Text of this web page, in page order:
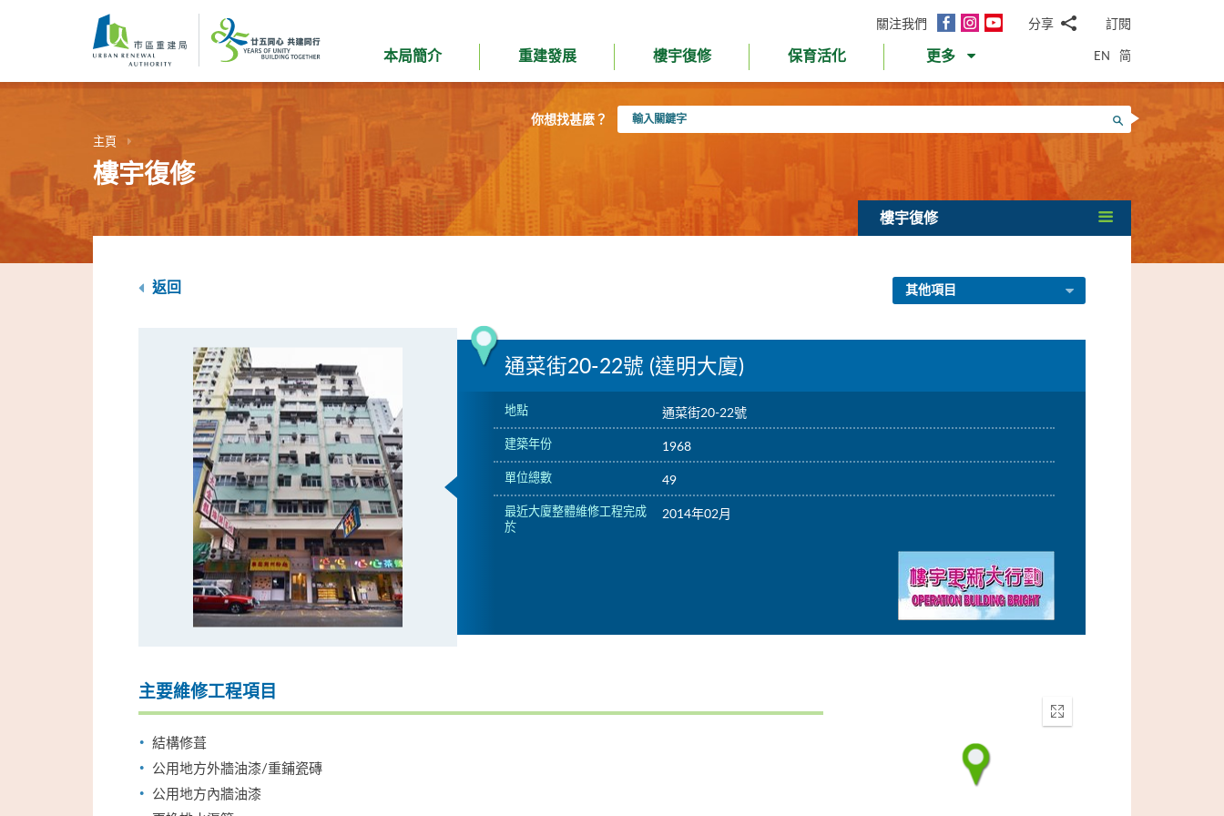
內
關注我們
面
InstagramYouTube分享
郵WhatsApp
微
信
面
書Twitter
LinkedIn
微
訂閱
本局簡介 重建發展 樓宇復修 保育活化 更多 EN 简
你想找甚麼？
入
搜尋
主頁
樓宇復修
樓宇復修
返回 其他項目
通菜街20-22號 (達明大廈)
地點 通菜街20-22號
建築年份 1968
單位總數 49
最近大廈整體維修工程完成
於
2014年02月
主要維修工程項目
結構修葺
公用地方外牆油漆/重鋪瓷磚
公用地方內牆油漆
Enter
fullscreen